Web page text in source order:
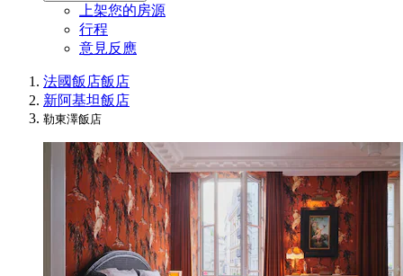
上架您的房源
行程
意見反應
法國飯店飯店
新阿基坦飯店
勒東澤飯店